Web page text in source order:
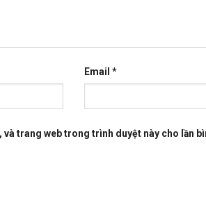
Email *
và trang web trong trình duyệt này cho lần